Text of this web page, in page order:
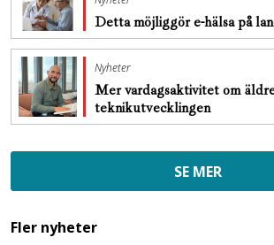
Detta möjliggör e-hälsa på
Nyheter
Mer vardagsaktivitet om
teknikutvecklingen
SE MER
Fler nyheter